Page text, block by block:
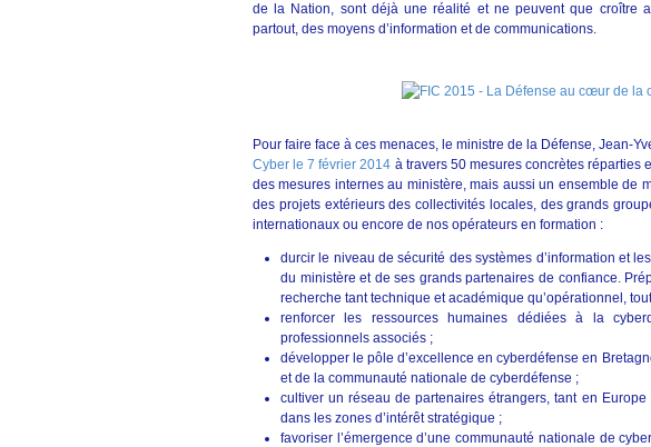
de la Nation, sont déjà une réalité et ne peuvent que croître
partout, des moyens d’information et de communications.
Pour faire face à ces menaces, le ministre de la Défense, Jean-
Cyber le 7 février 2014 à travers 50 mesures concrètes réparties
des mesures internes au ministère, mais aussi un ensemble de
des projets extérieurs des collectivités locales, des grands
internationaux ou encore de nos opérateurs en formation :
durcir le niveau de sécurité des systèmes d’information et
du ministère et de ses grands partenaires de confiance.
recherche tant technique et académique qu’opérationnel,
renforcer les ressources humaines dédiées à la
professionnels associés ;
développer le pôle d’excellence en cyberdéfense en
et de la communauté nationale de cyberdéfense ;
cultiver un réseau de partenaires étrangers, tant en Europe
dans les zones d’intérêt stratégique ;
favoriser l’émergence d’une communauté nationale de